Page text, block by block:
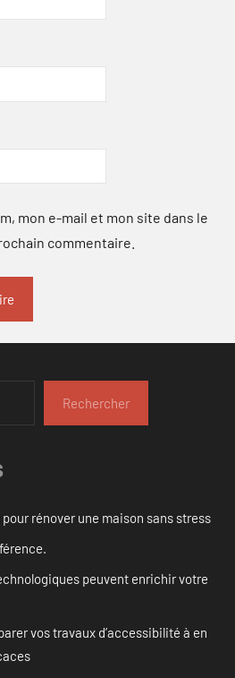
mon e-mail et mon site dans le
commentaire.
Rechercher
rénover une maison sans stress
peuvent enrichir votre
vos travaux d’accessibilité à en